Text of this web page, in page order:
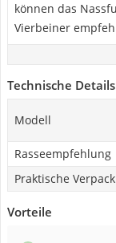
können das
Vierbeiner
Technische Details
Modell
Rasseempfehlung
Praktische
Vorteile